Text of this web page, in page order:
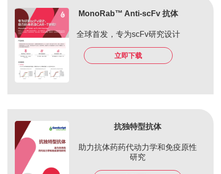
MonoRab™ Anti-scFv 抗体
全球首发，专为scFv研究设计
立即下载
抗独特型抗体
助力抗体药药代动力学和免疫原性
研究